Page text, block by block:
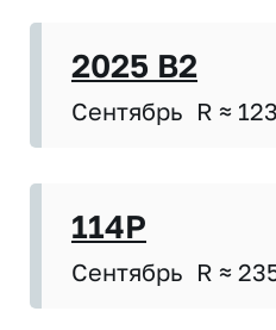
2025 B2
Сентябрь R ≈
114P
Сентябрь R ≈